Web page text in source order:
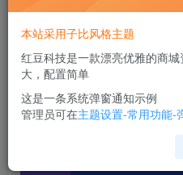
您当前未登录！
拆解一个搬砖项目！AI一键生
本站采用子比风格主题
红豆科技是一款漂亮优雅的商
大，配置简单
这是一条系统弹窗通知示例
管理员可在主题设置-常用功能-